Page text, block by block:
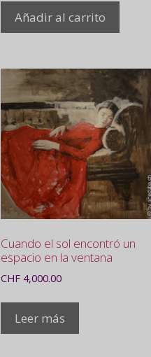
Añadir al carrito
Cuando el sol encontró un
espacio en la ventana
CHF4,000.00
Leer más